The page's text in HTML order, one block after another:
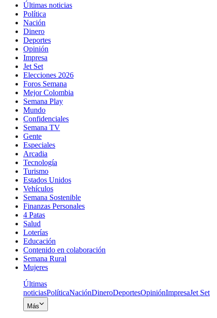
Últimas noticias
Política
Nación
Dinero
Deportes
Opinión
Impresa
Jet Set
Elecciones 2026
Foros Semana
Mejor Colombia
Semana Play
Mundo
Confidenciales
Semana TV
Gente
Especiales
Arcadia
Tecnología
Turismo
Estados Unidos
Vehículos
Semana Sostenible
Finanzas Personales
4 Patas
Salud
Loterías
Educación
Contenido en colaboración
Semana Rural
Mujeres
Últimas
noticiasPolíticaNaciónDineroDeportesOpiniónImpresaJet Set
Más